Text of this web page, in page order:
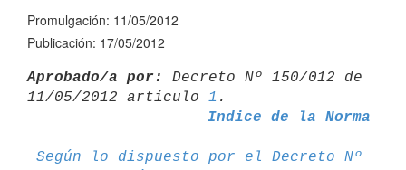
Promulgación: 11/05/2012
Publicación: 17/05/2012
Aprobado/a por:
Decreto Nº 150/012 de
11/05/2012 artículo 1
Indice de la Norma
Según lo dispuesto por el Decreto Nº